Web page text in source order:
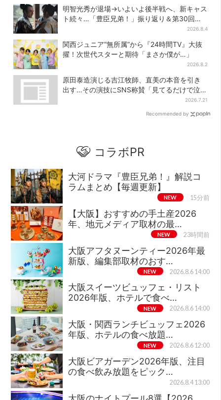
登場だ」
アグッズが手に入る
明智光秀が退場→いよいよ後半戦へ、新キャス
ト続々…「豊臣兄弟！」振り返り＆第30回あ
2026.8.4
関西ジュニア“無所属”から『24時間TV』大抜
擢！次世代スターと期待「まさか僕が…」
2026.8.2
原田泰造演じる吉江牧師、直美の本音を引き
出す…その演技にSNS称賛「見てるだけで泣け
2026.7.21
Recommended by
コラボPR
大河ドラマ『豊臣兄弟！』解説コ
ラムまとめ【毎週更新】
NEW 15分前
【大阪】おすすめの手土産2026
年、地元メディア取材の最…
NEW 23時間前
大阪アフタヌーンティー2026年最
新版、編集部取材のおす…
NEW 2026.8.6 14:00
大阪スイーツビュッフェ・リスト
2026年版、ホテルで食べ…
NEW 2026.8.6 14:00
大阪・関西ランチビュッフェ2026
年版、ホテルの食べ放題…
NEW 2026.8.6 12:00
大阪ビアガーデン2026年版、注目
の食べ飲み放題をピック…
2026.8.4 13:00